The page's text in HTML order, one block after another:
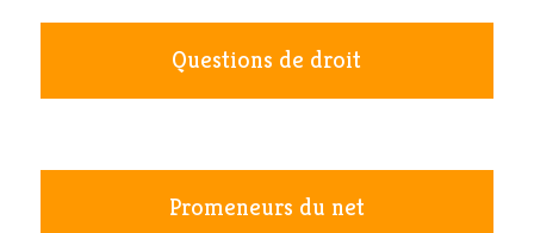
Questions de droit
Promeneurs du net